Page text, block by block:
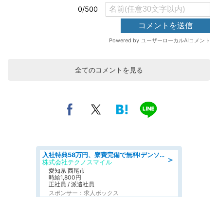
全てのコメントを見る
＞
入社特典58万円、寮費完備で無料!デンソーで働こう!自動車工場で小型部品の検査業務 denso aichi
株式会社テクノスマイル
愛知県 西尾市
時給1,800円
正社員 / 派遣社員
スポンサー：求人ボックス